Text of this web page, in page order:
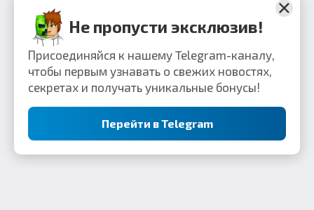
Не пропусти эксклюзив!
Присоединяйся к нашему Telegram-каналу,
чтобы первым узнавать о свежих новостях,
секретах и получать уникальные бонусы!
Перейти в Telegram